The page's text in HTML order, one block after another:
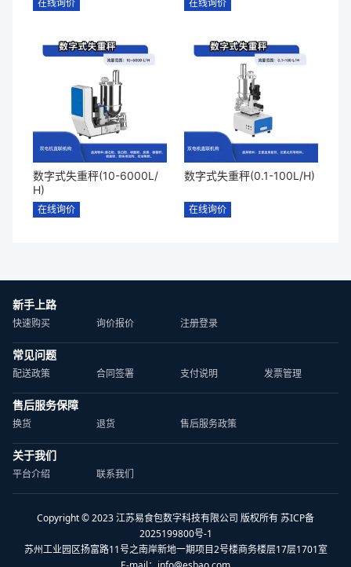
在线询价 在线询价
数字式失重秤(10-6000L/
H)
在线询价
数字式失重秤(0.1-100L/H)
在线询价
新手上路
快速购买 询价报价 注册登录
常见问题
配送政策 合同签署 支付说明 发票管理
售后服务保障
换货 退货 售后服务政策
关于我们
平台介绍 联系我们
Copyright © 2023 江苏易食包数字科技有限公司 版权所有 苏ICP备
2025199800号-1
苏州工业园区扬富路11号之南岸新地一期项目2号楼商务楼层17层1701室
E-mail： info@esbao.com